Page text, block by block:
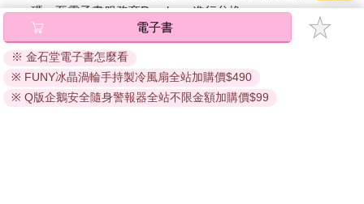
碼』至電子書服務商Readmoo進行兌換。
退換貨須知：
因版權保護，您在金石堂所購買的電子書僅能以金石堂專屬
的閱讀軟體開啟閱讀，無法以其他閱讀器或直接下載檔案。
依據「消費者保護法」第19條及行政院消費者保護處公告之
電子書
※ 金石堂電子書怎麼看
※ FUNY冰晶渦輪手持製冷風扇全站加購價$490
※ Q版企鵝安全隨身警報器全站不限金額加購價$99